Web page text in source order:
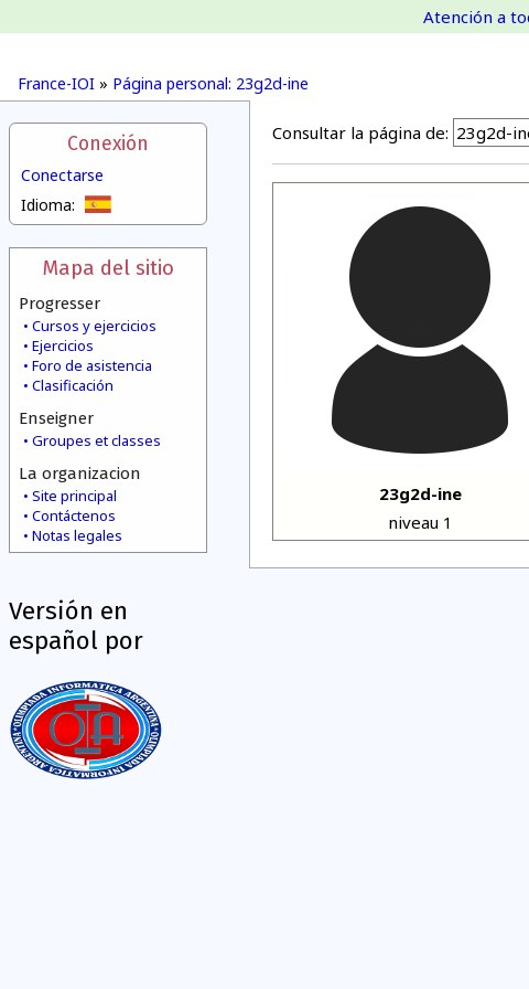
France-IOI » Página personal: 23g2d-ine
Atención a
Conexión
Conectarse
Idioma:
Mapa del sitio
Progresser
Cursos y ejercicios
Ejercicios
Foro de asistencia
Clasificación
Enseigner
Groupes et classes
La organizacion
Site principal
Contáctenos
Notas legales
Versión en
español por
Consultar la página de:
23g2d-ine
niveau 1